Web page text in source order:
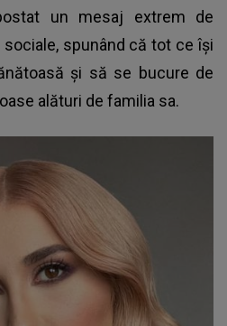
un mesaj extrem de
spunând că tot ce își
și să se bucure de
alături de familia sa.